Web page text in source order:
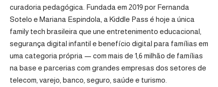
curadoria pedagógica. Fundada em 2019 por Fernanda
Sotelo e Mariana Espindola, a Kiddle Pass é hoje a única
family tech brasileira que une entretenimento educacional,
segurança digital infantil e benefício digital para famílias em
uma categoria própria — com mais de 1,6 milhão de famílias
na base e parcerias com grandes empresas dos setores de
telecom, varejo, banco, seguro, saúde e turismo.